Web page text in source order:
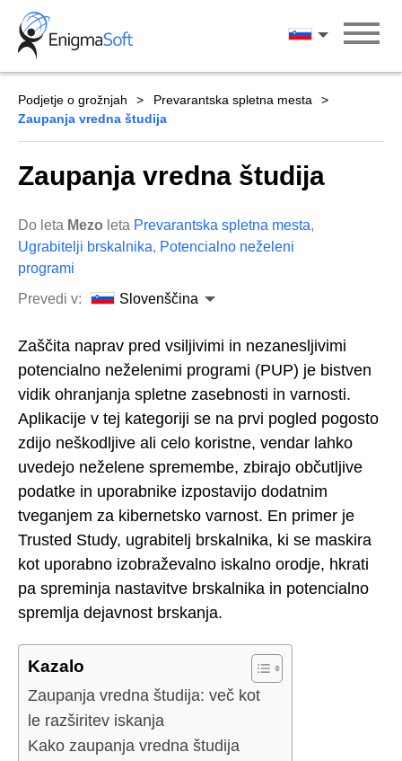
Skip
content
Slovenščina
Podjetje o grožnjah
Prevarantska spletna mesta
Zaupanja vredna študija
Zaupanja vredna študija
Do leta Mezo leta Prevarantska spletna mesta,
Ugrabitelji brskalnika, Potencialno neželeni
programi
Prevedi v:
Slovenščina
Zaščita naprav pred vsiljivimi in nezanesljivimi
potencialno neželenimi programi (PUP) je bistven
vidik ohranjanja spletne zasebnosti in varnosti.
Aplikacije v tej kategoriji se na prvi pogled pogosto
zdijo neškodljive ali celo koristne, vendar lahko
uvedejo neželene spremembe, zbirajo občutljive
podatke in uporabnike izpostavijo dodatnim
tveganjem za kibernetsko varnost. En primer je
Trusted Study, ugrabitelj brskalnika, ki se maskira
kot uporabno izobraževalno iskalno orodje, hkrati
pa spreminja nastavitve brskalnika in potencialno
spremlja dejavnost brskanja.
Kazalo
Zaupanja vredna študija: več kot
le razširitev iskanja
Kako zaupanja vredna študija